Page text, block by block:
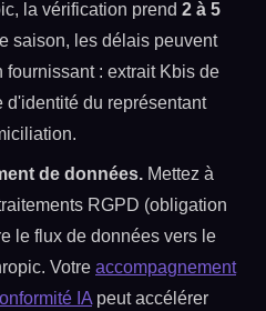
la vérification prend 2 à 5
saison, les délais peuvent
fournissant : extrait Kbis de
d'identité du représentant
de données. Mettez à
RGPD (obligation
le flux de données vers le
Votre accompagnement
IA peut accélérer